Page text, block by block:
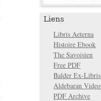
Liens
Libris Aeterna
Histoire Ebook
The Savoisien
Free PDF
Balder Ex-Libris
Aldebaran Video
PDF Archive